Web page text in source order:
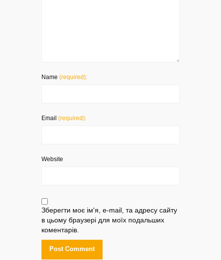
Name (required):
Email (required):
Website
Зберегти моє ім'я, e-mail, та адресу сайту
в цьому браузері для моїх подальших
коментарів.